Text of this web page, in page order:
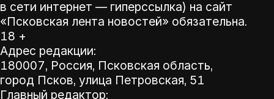
в сети интернет — гиперссылка) на сайт
«Псковская лента новостей» обязательна.
18 +
Адрес редакции:
180007, Россия, Псковская область,
город Псков, улица Петровская, 51
Главный редактор: